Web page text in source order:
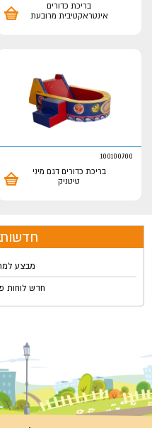
בריכת כדורים
אינטראקטיבית מרובעת
100100700
בריכת כדורים דגם מיני
טיטניק
חדשות
מבצע
חדש לוחות